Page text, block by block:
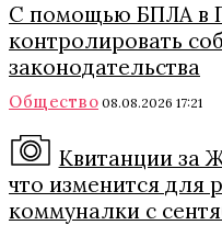
С помощью БПЛА в
контролировать
законодательства
Общество 08.08.2026 17:21
Квитанции за
что изменится для
коммуналки с